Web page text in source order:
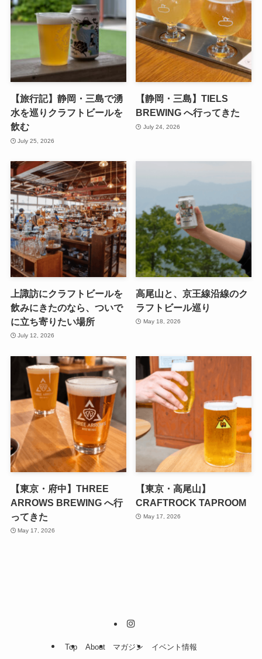
【旅行記】静岡・三島で湧
水を巡りクラフトビールを
飲む
July 25, 2026
【静岡・三島】TIELS
BREWING へ行ってきた
July 24, 2026
上諏訪にクラフトビールを
飲みにきたのなら、ついで
に立ち寄りたい場所
July 12, 2026
高尾山と、京王線沿線のク
ラフトビール巡り
May 18, 2026
【東京・府中】THREE
ARROWS BREWING へ行
ってきた
May 17, 2026
【東京・高尾山】
CRAFTROCK TAPROOM
May 17, 2026
Top About マガジン イベント情報